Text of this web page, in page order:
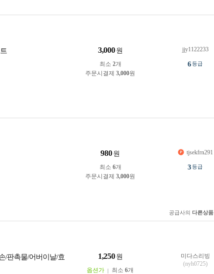
3,000 원
최소 2개
주문시결제 3,000원
jjy1122233
6등급
980 원
최소 6개
주문시결제 3,000원
tjsekfrn291
3등급
공급사의 다른상품
/판촉물/어버이날/효
1,250 원
옵션가 최소 6개
미다스리빙
(nyh0725)